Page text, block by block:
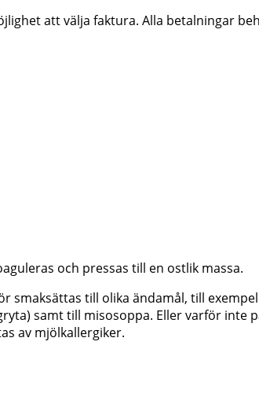
att välja faktura. Alla betalningar
och pressas till en ostlik massa.
smaksättas till olika ändamål, till
samt till misosoppa. Eller varför inte
av mjölkallergiker.